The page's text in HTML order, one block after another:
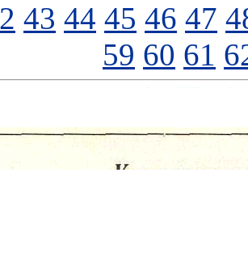
43 44 45 46 47
59 60 61